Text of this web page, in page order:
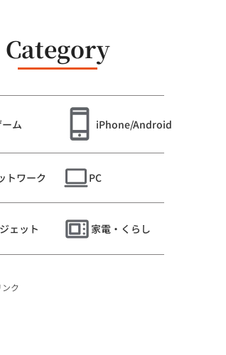
Category
ーム iPhone/Android
トワーク PC
ェット 家電・くらし
ク